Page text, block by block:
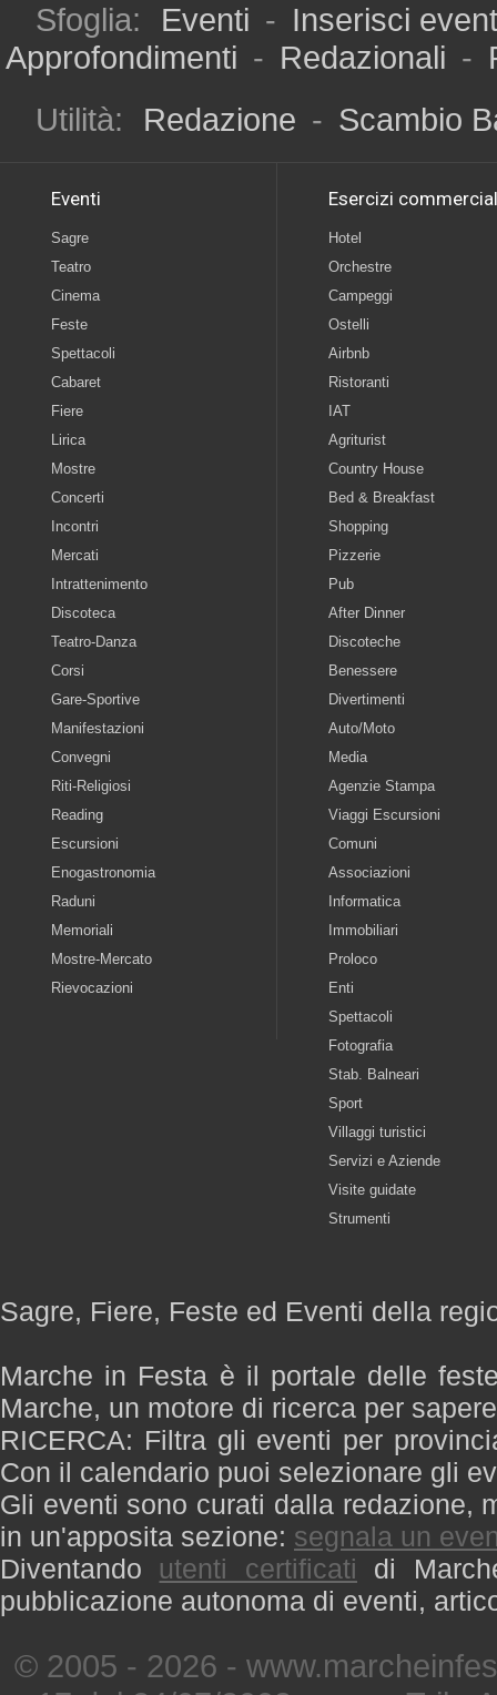
Sfoglia: Eventi - Inserisci
Approfondimenti - Redazionali -
Utilità:
Redazione - Scambio
Eventi
Sagre
Teatro
Cinema
Feste
Spettacoli
Cabaret
Fiere
Lirica
Mostre
Concerti
Incontri
Mercati
Intrattenimento
Discoteca
Teatro-Danza
Corsi
Gare-Sportive
Manifestazioni
Convegni
Riti-Religiosi
Reading
Escursioni
Enogastronomia
Raduni
Memoriali
Mostre-Mercato
Rievocazioni
Esercizi
Hotel
Orchestre
Campeggi
Ostelli
Airbnb
Ristoranti
IAT
Agriturist
Country House
Bed & Breakfast
Shopping
Pizzerie
Pub
After Dinner
Discoteche
Benessere
Divertimenti
Auto/Moto
Media
Agenzie Stampa
Viaggi Escursioni
Comuni
Associazioni
Informatica
Immobiliari
Proloco
Enti
Spettacoli
Fotografia
Stab. Balneari
Sport
Villaggi turistici
Servizi e Aziende
Visite guidate
Strumenti
Sagre, Fiere, Feste ed Eventi della
Marche in Festa è il portale delle
Marche, un motore di ricerca per
RICERCA: Filtra gli eventi per
Con il calendario puoi selezionare gli
Gli eventi sono curati dalla redazione,
in un'apposita sezione: segnala un
Diventando utenti certificati di
pubblicazione autonoma di eventi,
© 2005 - 2026 -